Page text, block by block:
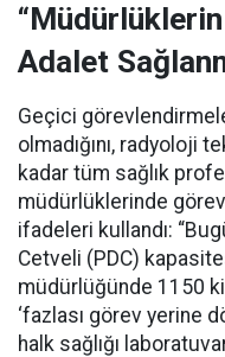
Adalet
Geçici
olmadığını, radyoloji
kadar tüm sağlık
müdürlüklerinde görev
ifadeleri kullandı:
Cetveli (PDC)
müdürlüğünde 1150
‘fazlası görev yerine
halk sağlığı